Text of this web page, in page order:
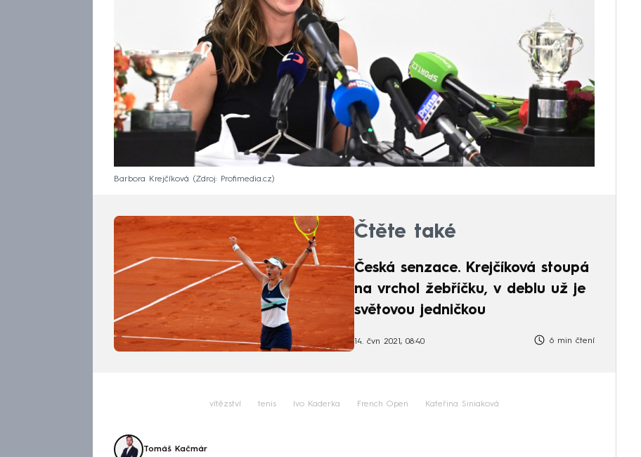
Barbora Krejčíková Zdroj: Profimedia.cz
Čtěte také
Česká senzace. Krejčíková stoupá
na vrchol žebříčku, v deblu už je
světovou jedničkou
14. čvn 2021, 08:40 6 min čtení
vítězství tenis Ivo Kaderka French Open Kateřina Siniaková
Tomáš Kačmár